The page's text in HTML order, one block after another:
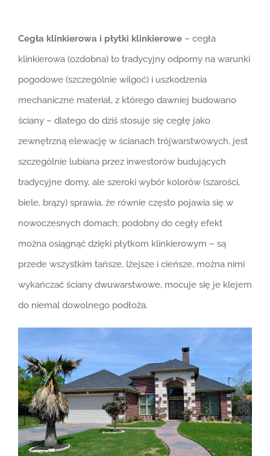
Cegła klinkierowa i płytki klinkierowe – cegła
klinkierowa (ozdobna) to tradycyjny odporny na warunki
pogodowe (szczególnie wilgoć) i uszkodzenia
mechaniczne materiał, z którego dawniej budowano
ściany – dlatego do dziś stosuje się cegłę jako
zewnętrzną elewację w ścianach trójwarstwowych, jest
szczególnie lubiana przez inwestorów budujących
tradycyjne domy, ale szeroki wybór kolorów (szarości,
biele, brązy) sprawia, że równie często pojawia się w
nowoczesnych domach; podobny do cegły efekt
można osiągnąć dzięki płytkom klinkierowym – są
przede wszystkim tańsze, lżejsze i cieńsze, można nimi
wykańczać ściany dwuwarstwowe, mocuje się je klejem
do niemal dowolnego podłoża.